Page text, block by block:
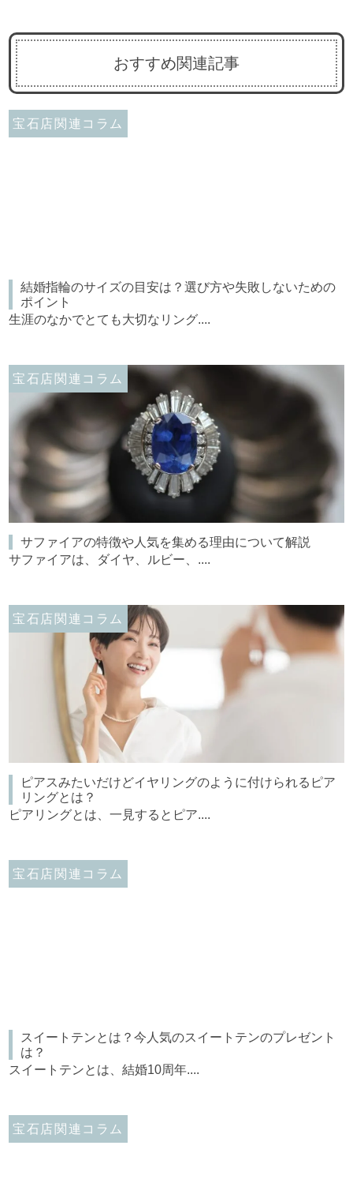
おすすめ関連記事
宝石店関連コラム
結婚指輪のサイズの目安は？選び方や失敗しないための
ポイント
生涯のなかでとても大切なリング....
宝石店関連コラム
サファイアの特徴や人気を集める理由について解説
サファイアは、ダイヤ、ルビー、....
宝石店関連コラム
ピアスみたいだけどイヤリングのように付けられるピア
リングとは？
ピアリングとは、一見するとピア....
宝石店関連コラム
スイートテンとは？今人気のスイートテンのプレゼント
は？
スイートテンとは、結婚10周年....
宝石店関連コラム